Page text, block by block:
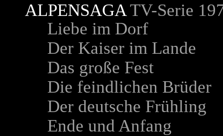
ALPENSAGA TV-Serie
Liebe im Dorf
Der Kaiser im Lande
Das große Fest
Die feindlichen Brüder
Der deutsche Frühling
Ende und Anfang